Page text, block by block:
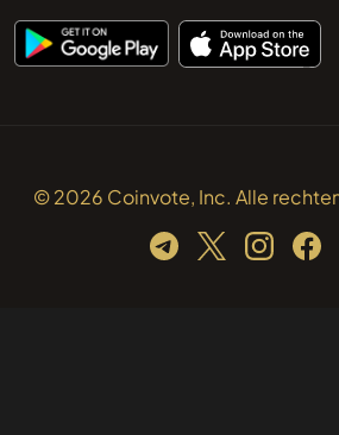
© 2026 Coinvote, Inc. Alle